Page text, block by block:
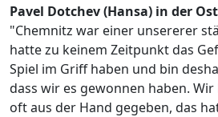
Pavel Dotchev (Hansa) in der
"Chemnitz war einer unsererer
hatte zu keinem Zeitpunkt das
Spiel im Griff haben und bin
dass wir es gewonnen haben. Wir
oft aus der Hand gegeben, das